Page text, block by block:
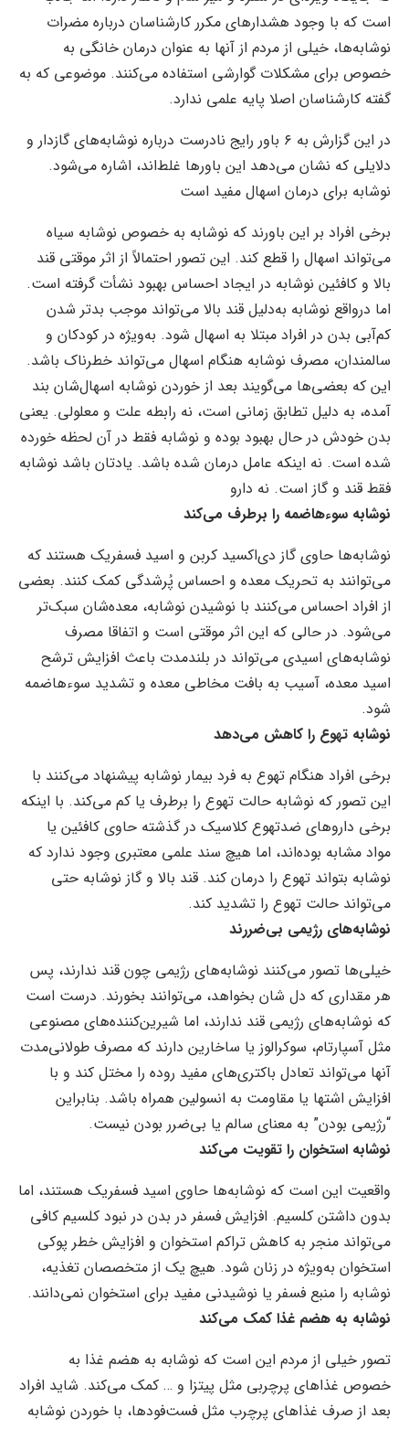
است که با وجود هشدارهای مکرر کارشناسان درباره مضرات
نوشابه‌ها، خیلی از مردم از آنها به عنوان درمان خانگی به
خصوص برای مشکلات گوارشی استفاده می‌کنند. موضوعی که به
گفته کارشناسان اصلا پایه علمی ندارد.
در این گزارش به ۶ باور رایج نادرست درباره نوشابه‌های گازدار و
دلایلی که نشان می‌دهد این باورها غلط‌اند، اشاره می‌شود.
نوشابه برای درمان اسهال مفید است
برخی افراد بر این باورند که نوشابه به خصوص نوشابه سیاه
می‌تواند اسهال را قطع کند. این تصور احتمالاً از اثر موقتی قند
بالا و کافئین نوشابه در ایجاد احساس بهبود نشأت گرفته است.
اما درواقع نوشابه به‌دلیل قند بالا می‌تواند موجب بدتر شدن
کم‌آبی بدن در افراد مبتلا به اسهال شود. به‌ویژه در کودکان و
سالمندان، مصرف نوشابه هنگام اسهال می‌تواند خطرناک باشد.
این که بعضی‌ها می‌گویند بعد از خوردن نوشابه اسهال‌شان بند
آمده، به دلیل تطابق زمانی است، نه رابطه علت و معلولی. یعنی
بدن خودش در حال بهبود بوده و نوشابه فقط در آن لحظه خورده
شده است. نه اینکه عامل درمان شده باشد. یادتان باشد نوشابه
فقط قند و گاز است. نه دارو
نوشابه سوء‌هاضمه را برطرف می‌کند
نوشابه‌ها حاوی گاز دی‌اکسید کربن و اسید فسفریک هستند که
می‌توانند به تحریک معده و احساس پُرشدگی کمک کنند. بعضی
از افراد احساس می‌کنند با نوشیدن نوشابه، معده‌شان سبک‌تر
می‌شود. در حالی که این اثر موقتی است و اتفاقا مصرف
نوشابه‌های اسیدی می‌تواند در بلندمدت باعث افزایش ترشح
اسید معده، آسیب به بافت مخاطی معده و تشدید سوءهاضمه
شود.
نوشابه تهوع را کاهش می‌دهد
برخی افراد هنگام تهوع به فرد بیمار نوشابه پیشنهاد می‌کنند با
این تصور که نوشابه حالت تهوع را برطرف یا کم می‌کند. با اینکه
برخی داروهای ضدتهوع کلاسیک در گذشته حاوی کافئین یا
مواد مشابه بوده‌اند، اما هیچ سند علمی معتبری وجود ندارد که
نوشابه بتواند تهوع را درمان کند. قند بالا و گاز نوشابه حتی
می‌تواند حالت تهوع را تشدید کند.
نوشابه‌های رژیمی بی‌ضررند
خیلی‌ها تصور می‌کنند نوشابه‌های رژیمی چون قند ندارند، پس
هر مقداری که دل شان بخواهد، می‌توانند بخورند. درست است
که نوشابه‌های رژیمی قند ندارند، اما شیرین‌کننده‌های مصنوعی
مثل آسپارتام، سوکرالوز یا ساخارین دارند که مصرف طولانی‌مدت
آنها می‌تواند تعادل باکتری‌های مفید روده را مختل کند و با
افزایش اشتها یا مقاومت به انسولین همراه باشد. بنابراین
“رژیمی بودن” به ‌معنای سالم یا بی‌ضرر بودن نیست.
نوشابه استخوان را تقویت می‌کند
واقعیت این است که نوشابه‌ها حاوی اسید فسفریک هستند، اما
بدون داشتن کلسیم. افزایش فسفر در بدن در نبود کلسیم کافی
می‌تواند منجر به کاهش تراکم استخوان و افزایش خطر پوکی
استخوان به‌ویژه در زنان شود. هیچ ‌یک از متخصصان تغذیه،
نوشابه را منبع فسفر یا نوشیدنی مفید برای استخوان نمی‌دانند.
نوشابه به هضم غذا کمک می‌کند
تصور خیلی از مردم این است که نوشابه به هضم غذا به
خصوص غذاهای پرچربی مثل پیتزا و … کمک می‌کند. شاید افراد
بعد از صرف غذاهای پرچرب مثل فست‌فودها، با خوردن نوشابه